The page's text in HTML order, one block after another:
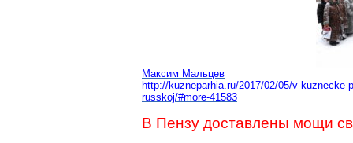
Максим Мальцев
http://kuzneparhia.ru/2017/02/05/v-
russkoj/#more-41583
В Пензу доставлены мощи